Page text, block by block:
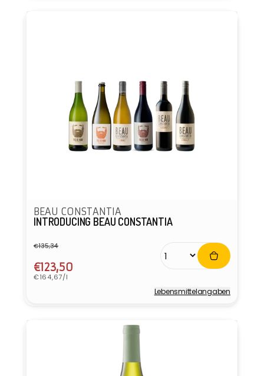
BEAU CONSTANTIA
INTRODUCING BEAU CONSTANTIA
Normaler
Preis
€135,34
Verkaufspreis
€123,50
Grundpreis
€164,67/l
Lebensmittel­angaben